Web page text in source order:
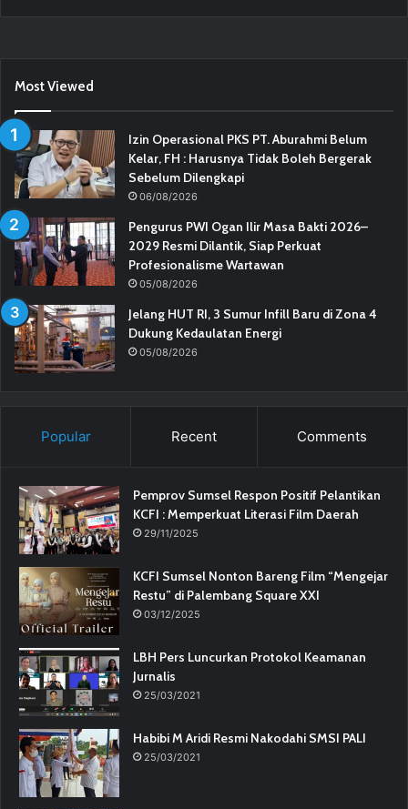
Most Viewed
Izin Operasional PKS PT. Aburahmi Belum
Kelar, FH : Harusnya Tidak Boleh Bergerak
Sebelum Dilengkapi
06/08/2026
Pengurus PWI Ogan Ilir Masa Bakti 2026–
2029 Resmi Dilantik, Siap Perkuat
Profesionalisme Wartawan
05/08/2026
Jelang HUT RI, 3 Sumur Infill Baru di Zona 4
Dukung Kedaulatan Energi
05/08/2026
Popular Recent Comments
Pemprov Sumsel Respon Positif Pelantikan
KCFI : Memperkuat Literasi Film Daerah
29/11/2025
KCFI Sumsel Nonton Bareng Film “Mengejar
Restu” di Palembang Square XXI
03/12/2025
LBH Pers Luncurkan Protokol Keamanan
Jurnalis
25/03/2021
Habibi M Aridi Resmi Nakodahi SMSI PALI
25/03/2021